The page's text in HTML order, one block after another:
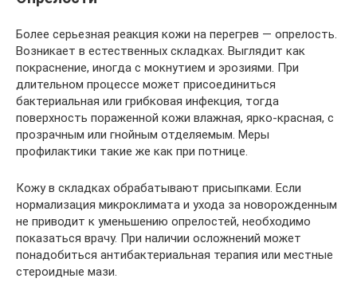
Более серьезная реакция кожи на перегрев — опрелость.
Возникает в естественных складках. Выглядит как
покраснение, иногда с мокнутием и эрозиями. При
длительном процессе может присоединиться
бактериальная или грибковая инфекция, тогда
поверхность пораженной кожи влажная, ярко-красная, с
прозрачным или гнойным отделяемым. Меры
профилактики такие же как при потнице.
Кожу в складках обрабатывают присыпками. Если
нормализация микроклимата и ухода за новорожденным
не приводит к уменьшению опрелостей, необходимо
показаться врачу. При наличии осложнений может
понадобиться антибактериальная терапия или местные
стероидные мази.